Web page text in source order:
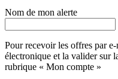
Nom de mon alerte
Pour recevoir les offres par
électronique et la valider sur
rubrique « Mon compte »